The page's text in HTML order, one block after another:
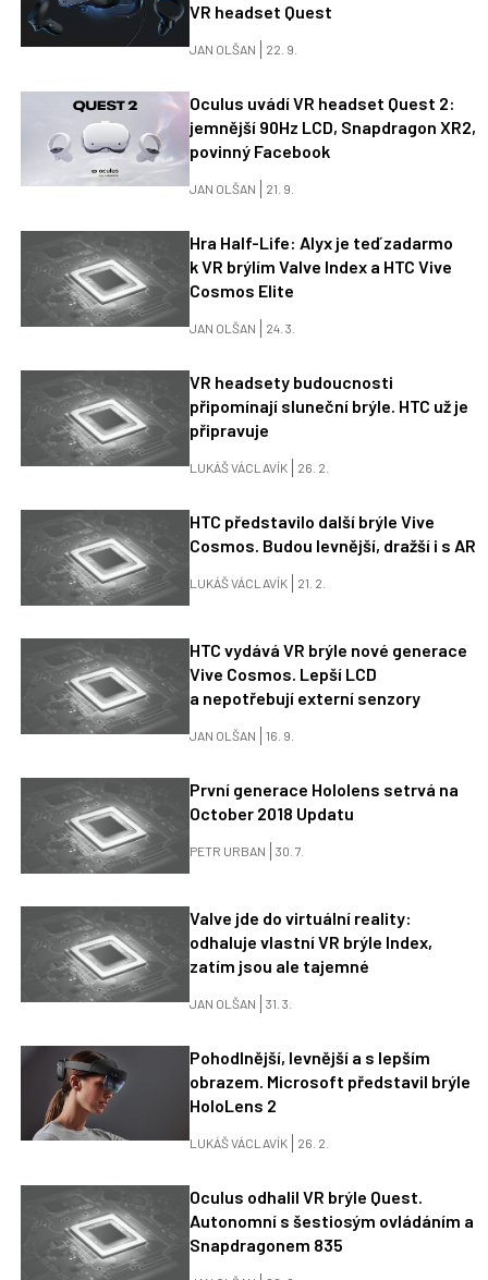
VR headset Quest
JAN OLŠAN 22. 9.
Oculus uvádí VR headset Quest 2:
jemnější 90Hz LCD, Snapdragon XR2,
povinný Facebook
JAN OLŠAN 21. 9.
Hra Half-Life: Alyx je teď zadarmo
k VR brýlím Valve Index a HTC Vive
Cosmos Elite
JAN OLŠAN 24. 3.
VR headsety budoucnosti
připomínají sluneční brýle. HTC už je
připravuje
LUKÁŠ VÁCLAVÍK 26. 2.
HTC představilo další brýle Vive
Cosmos. Budou levnější, dražší i s AR
LUKÁŠ VÁCLAVÍK 21. 2.
HTC vydává VR brýle nové generace
Vive Cosmos. Lepší LCD
a nepotřebují externí senzory
JAN OLŠAN 16. 9.
První generace Hololens setrvá na
October 2018 Updatu
PETR URBAN 30. 7.
Valve jde do virtuální reality:
odhaluje vlastní VR brýle Index,
zatím jsou ale tajemné
JAN OLŠAN 31. 3.
Pohodlnější, levnější a s lepším
obrazem. Microsoft představil brýle
HoloLens 2
LUKÁŠ VÁCLAVÍK 26. 2.
Oculus odhalil VR brýle Quest.
Autonomní s šestiosým ovládáním a
Snapdragonem 835